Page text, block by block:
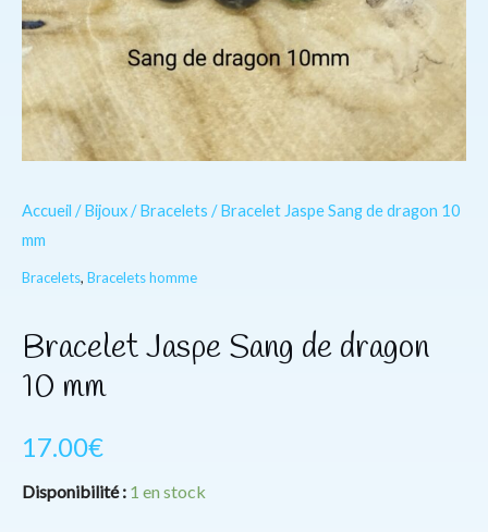
Accueil /Bijoux/Bracelets / Bracelet Jaspe Sang de dragon 10
mm
Bracelets, Bracelets homme
Bracelet Jaspe Sang de dragon
10 mm
17.00€
Disponibilité : 1 en stock